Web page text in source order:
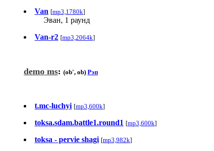
Van [mp3,1780k]
Эван, 1 раунд
Van-r2 [mp3,2064k]
demo ms: (ob', ob) Рэп
t.mc-luchyi [mp3,600k]
toksa.sdam.battle1.round1 [mp3,600k]
toksa - pervie shagi [mp3,982k]